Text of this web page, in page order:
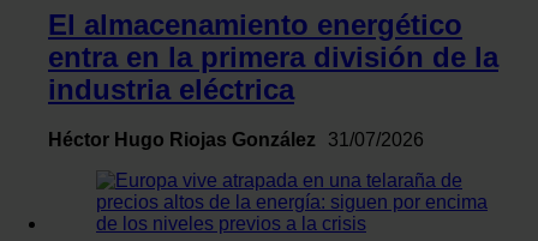
El almacenamiento energético
entra en la primera división de la
industria eléctrica
Héctor Hugo Riojas González 31/07/2026